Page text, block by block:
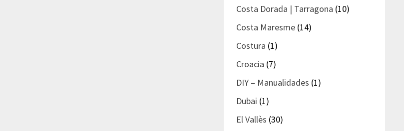
Costa Dorada | Tarragona (10)
Costa Maresme (14)
Costura (1)
Croacia (7)
DIY – Manualidades (1)
Dubai (1)
El Vallès (30)